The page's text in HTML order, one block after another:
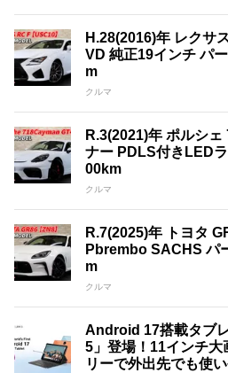
H.28(2016)年 レクサ
VD 純正19インチ パ
m
クルマ
R.3(2021)年 ポルシ
ナー PDLS付きLED
00km
クルマ
R.7(2025)年 トヨタ
Pbrembo SACHS パ
m
クルマ
Android 17搭載タブ
5」登場！11インチ
リーで外出先でも使